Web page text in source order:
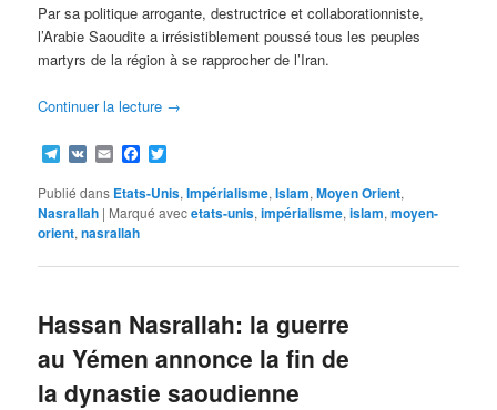
Par sa politique arrogante, destructrice et collaborationniste,
l’Arabie Saoudite a irrésistiblement poussé tous les peuples
martyrs de la région à se rapprocher de l’Iran.
Continuer la lecture →
Telegram
VK EmailFacebook
Publié dans Etats-Unis,Impérialisme,Islam,Moyen Orient,
Nasrallah | Marqué avecetats-unis,impérialisme,islam,moyen-
orient,nasrallah
Hassan Nasrallah: la guerre
au Yémen annonce la fin de
la dynastie saoudienne